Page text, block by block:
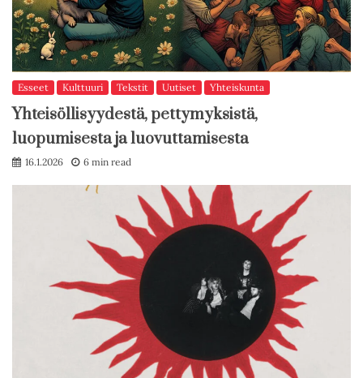
Esseet Kulttuuri Tekstit Uutiset Yhteiskunta
Yhteisöllisyydestä, pettymyksistä,
luopumisesta ja luovuttamisesta
16.1.2026 6 min read